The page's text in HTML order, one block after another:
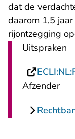
dat de
daarom 1,5
rijontzegging
Uitspraken
Afzender